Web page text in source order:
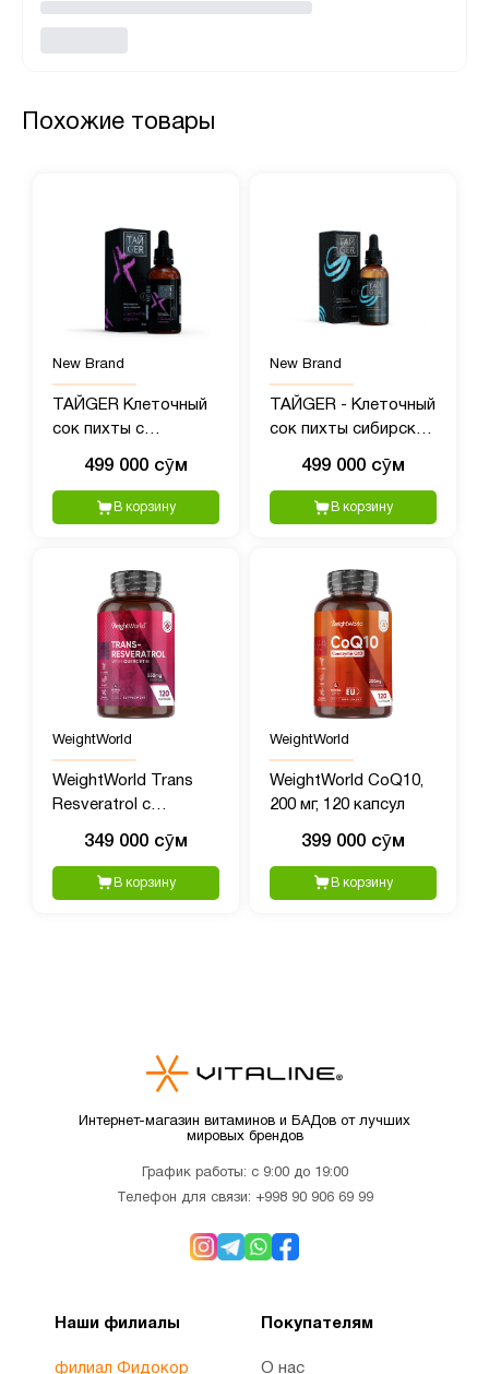
Похожие товары
New Brand
ТАЙGER Клеточный
сок пихты с
499 000 сӯм
В корзину
New Brand
ТАЙGER - Клеточный
сок пихты сибирской
499 000 сӯм
В корзину
WeightWorld
WeightWorld Trans
Resveratrol с
349 000 сӯм
В корзину
WeightWorld
WeightWorld CoQ10,
200 мг, 120 капсул
399 000 сӯм
В корзину
Интернет-магазин витаминов и БАДов от лучших
мировых брендов
График работы: с 9:00 до 19:00
Телефон для связи: +998 90 906 69 99
Наши филиалы
филиал Фидокор
Покупателям
О нас